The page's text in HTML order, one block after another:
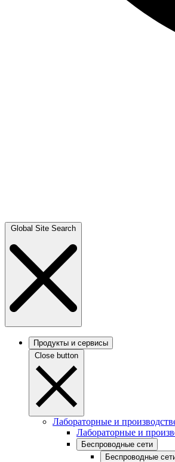
Global Site Search
Продукты и сервисы
Close button
Лабораторные и
Лабораторные и
Беспроводные сети
Беспроводные